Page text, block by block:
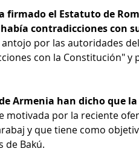
firmado el Estatuto de
contradicciones con
antojo por las autoridades
con la Constitución" y
Armenia han dicho que
motivada por la reciente
y que tiene como
de Bakú.